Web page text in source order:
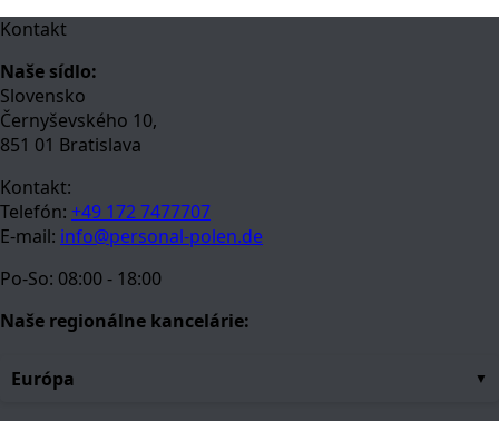
Kontakt
Naše sídlo:
Slovensko
Černyševského 10,
851 01 Bratislava
Kontakt:
Telefón: +49 172 7477707
E-mail: info@personal-polen.de
Po-So: 08:00 - 18:00
Naše regionálne kancelárie:
Európa